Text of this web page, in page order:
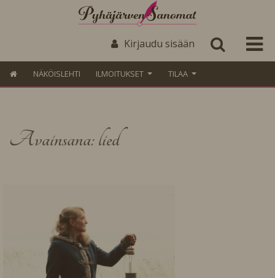
Kirjaudu sisään
NÄKÖISLEHTI ILMOITUKSET TILAA
Avainsana: lied